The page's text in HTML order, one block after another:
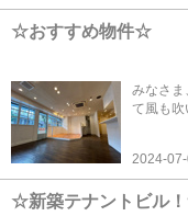
☆おすすめ物件☆
みなさま
て風も吹
2024-
☆新築テナントビル